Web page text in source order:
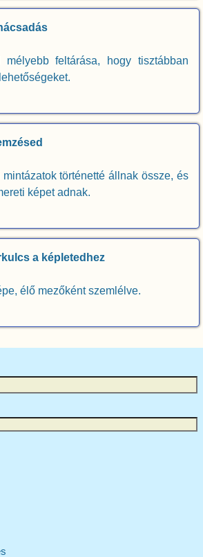
mélyebb feltárása, hogy tisztábban
történetté állnak össze, és
képet adnak.
a képletedhez
élő mezőként szemlélve.